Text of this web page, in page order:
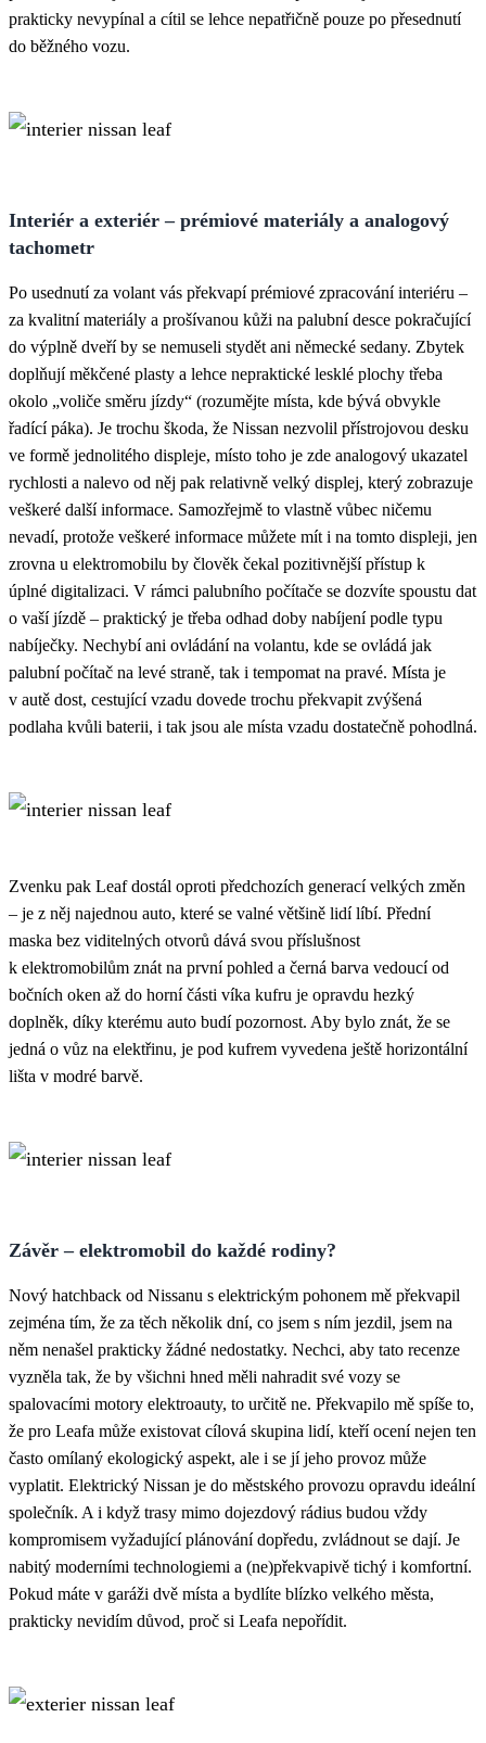
prakticky nevypínal a cítil se lehce nepatřičně pouze po přesednutí
do běžného vozu.
Interiér a exteriér – prémiové materiály a analogový
tachometr
Po usednutí za volant vás překvapí prémiové zpracování interiéru –
za kvalitní materiály a prošívanou kůži na palubní desce pokračující
do výplně dveří by se nemuseli stydět ani německé sedany. Zbytek
doplňují měkčené plasty a lehce nepraktické lesklé plochy třeba
okolo „voliče směru jízdy“ (rozumějte místa, kde bývá obvykle
řadící páka). Je trochu škoda, že Nissan nezvolil přístrojovou desku
ve formě jednolitého displeje, místo toho je zde analogový ukazatel
rychlosti a nalevo od něj pak relativně velký displej, který zobrazuje
veškeré další informace. Samozřejmě to vlastně vůbec ničemu
nevadí, protože veškeré informace můžete mít i na tomto displeji, jen
zrovna u elektromobilu by člověk čekal pozitivnější přístup k
úplné digitalizaci. V rámci palubního počítače se dozvíte spoustu dat
o vaší jízdě – praktický je třeba odhad doby nabíjení podle typu
nabíječky. Nechybí ani ovládání na volantu, kde se ovládá jak
palubní počítač na levé straně, tak i tempomat na pravé. Místa je
v autě dost, cestující vzadu dovede trochu překvapit zvýšená
podlaha kvůli baterii, i tak jsou ale místa vzadu dostatečně pohodlná.
Zvenku pak Leaf dostál oproti předchozích generací velkých změn
– je z něj najednou auto, které se valné většině lidí líbí. Přední
maska bez viditelných otvorů dává svou příslušnost
k elektromobilům znát na první pohled a černá barva vedoucí od
bočních oken až do horní části víka kufru je opravdu hezký
doplněk, díky kterému auto budí pozornost. Aby bylo znát, že se
jedná o vůz na elektřinu, je pod kufrem vyvedena ještě horizontální
lišta v modré barvě.
Závěr – elektromobil do každé rodiny?
Nový hatchback od Nissanu s elektrickým pohonem mě překvapil
zejména tím, že za těch několik dní, co jsem s ním jezdil, jsem na
něm nenašel prakticky žádné nedostatky. Nechci, aby tato recenze
vyzněla tak, že by všichni hned měli nahradit své vozy se
spalovacími motory elektroauty, to určitě ne. Překvapilo mě spíše to,
že pro Leafa může existovat cílová skupina lidí, kteří ocení nejen ten
často omílaný ekologický aspekt, ale i se jí jeho provoz může
vyplatit. Elektrický Nissan je do městského provozu opravdu ideální
společník. A i když trasy mimo dojezdový rádius budou vždy
kompromisem vyžadující plánování dopředu, zvládnout se dají. Je
nabitý moderními technologiemi a (ne)překvapivě tichý i komfortní.
Pokud máte v garáži dvě místa a bydlíte blízko velkého města,
prakticky nevidím důvod, proč si Leafa nepořídit.